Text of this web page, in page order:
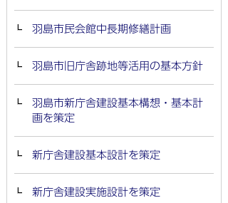
羽島市民会館中長期修繕計画
羽島市旧庁舎跡地等活用の基本方針
羽島市新庁舎建設基本構想・基本計
画を策定
新庁舎建設基本設計を策定
新庁舎建設実施設計を策定